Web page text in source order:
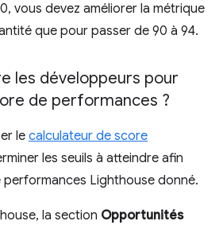
vous devez améliorer la métrique
que pour passer de 90 à 94.
les développeurs pour
de performances ?
le calculateur de score
les seuils à atteindre afin
Lighthouse donné.
la section Opportunités